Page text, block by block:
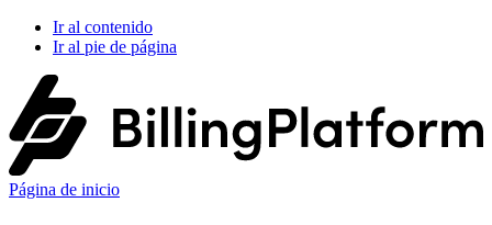
Ir al contenido
Ir al pie de página
Página de inicio